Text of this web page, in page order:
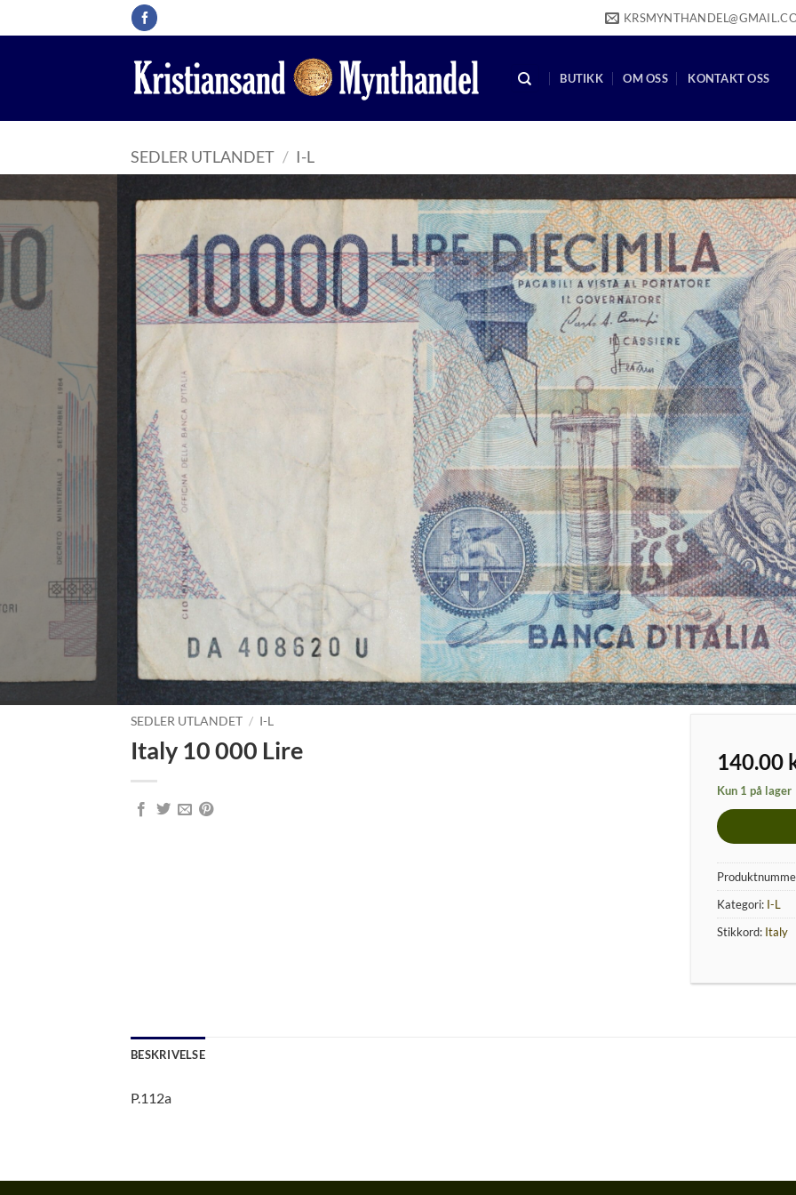
to
BUTIKK OM OSS KONTAKT OSS
SEDLER UTLANDET / I-L
SEDLER UTLANDET / I-L
Italy 10 000 Lire 140.00
Kun 1 på lager
Kategori: I-L
Stikkord: Italy
BESKRIVELSE
P.112a